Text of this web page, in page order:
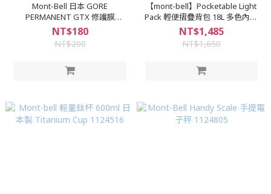
Mont-Bell 日本 GORE
PERMANENT GTX 修護膜
1124151/修補片/修補貼
NT$180
NT$200
【mont-bell】Pocketable Light
Pack 輕便摺疊背包 18L 多色內選
1123978 露營戶外旅遊 登山背包
摺收袋
NT$1,485
NT$1,650